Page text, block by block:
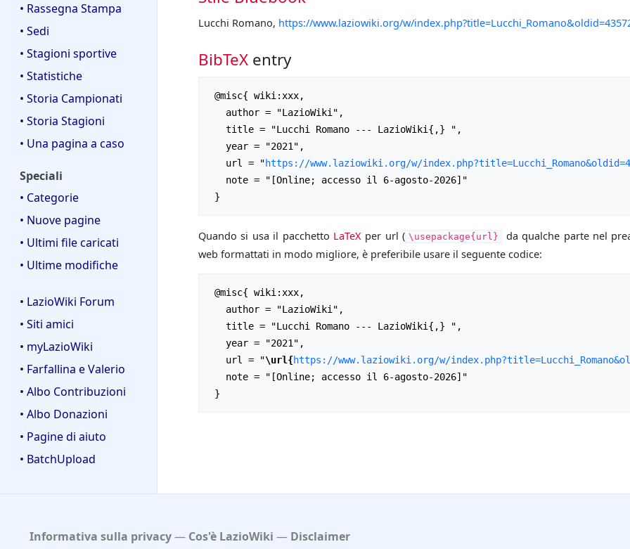
• Rassegna Stampa
• Sedi
• Stagioni sportive
• Statistiche
• Storia Campionati
• Storia Stagioni
• Una pagina a caso
Speciali
• Categorie
• Nuove pagine
• Ultimi file caricati
• Ultime modifiche
• LazioWiki Forum
• Siti amici
• myLazioWiki
• Farfallina e Valerio
• Albo Contribuzioni
• Albo Donazioni
• Pagine di aiuto
• BatchUpload
Lucchi Romano, https://www.laziowiki.org/w/
BibTeX entry
   url = "
https://www.laziowiki.org/w/
Quando si usa il pacchetto LaTeX per url ( \usepackage{url}
da qualche parte nel
web formattati in modo migliore, è preferibile usare il seguente codice:
   url = "
\url{https://www.laziowiki.org/w/
Informativa sulla privacy Cos'è LazioWiki Disclaimer